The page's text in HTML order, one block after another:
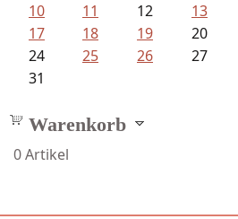
10
11 12 13
17
18 19 20
24
25 26 27
31
Warenkorb
0Artikel